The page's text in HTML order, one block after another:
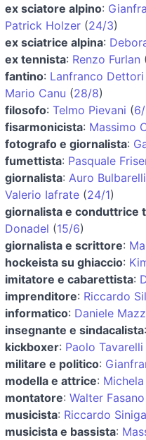
ex sciatore alpino:
Patrick Holzer (24/3)
ex sciatrice alpina:
ex tennista: Renzo Furlan
fantino: Lanfranco Dettori
Mario Canu (28/8)
filosofo: Telmo Pievani (
fisarmonicista: Massimo
fotografo e giornalista:
fumettista: Pasquale
giornalista: Auro Bulbarelli
Valerio Iafrate (24/1)
giornalista e conduttrice
Donadel (15/6)
giornalista e scrittore:
hockeista su ghiaccio:
imitatore e cabarettista:
imprenditore: Riccardo
informatico: Daniele
insegnante e sindacalista:
kickboxer: Paolo Tavarelli
militare e politico:
modella e attrice:
montatore: Walter Fasano
musicista: Riccardo
musicista e bassista: